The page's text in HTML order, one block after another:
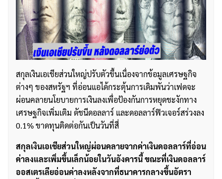
สกุลเงินเอเชียส่วนใหญ่ปรับตัวขึ้นเนื่องจากข้อมูลเศรษฐกิจ
ต่างๆ ของสหรัฐฯ ที่อ่อนแอได้กระตุ้นการเดิมพันว่าเฟดจะ
ผ่อนคลายนโยบายการเงินลงเพื่อป้องกันการหยุดชะงักทาง
เศรษฐกิจเพิ่มเติม ดัชนีดอลลาร์ และดอลลาร์ฟิวเจอร์สร่วงลง
0.1% ขาดทุนติดต่อกันเป็นวันที่สี่
สกุลเงินเอเชียส่วนใหญ่ผ่อนคลายจากค่าเงินดอลลาร์ที่อ่อน
ค่าลงและเพิ่มขึ้นเล็กน้อยในวันอังคารนี้ ขณะที่เงินดอลลาร์
ออสเตรเลียอ่อนค่าลงหลังจากที่ธนาคารกลางขึ้นอัตรา